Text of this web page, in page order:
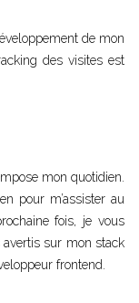
de mon
des visites est
mon quotidien.
pour m’assister au
fois, je vous
sur mon stack
frontend.